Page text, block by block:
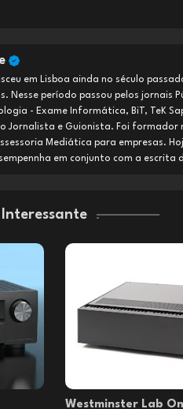
em Lisboa ainda no século
Nesse período passou pelos jornais
- Exame Informática, BiT, TeK
Jornalista e Guionista. Foi formador
Mediática para empresas.
em conjunto com a escrita
Interessante
Westminster Lab